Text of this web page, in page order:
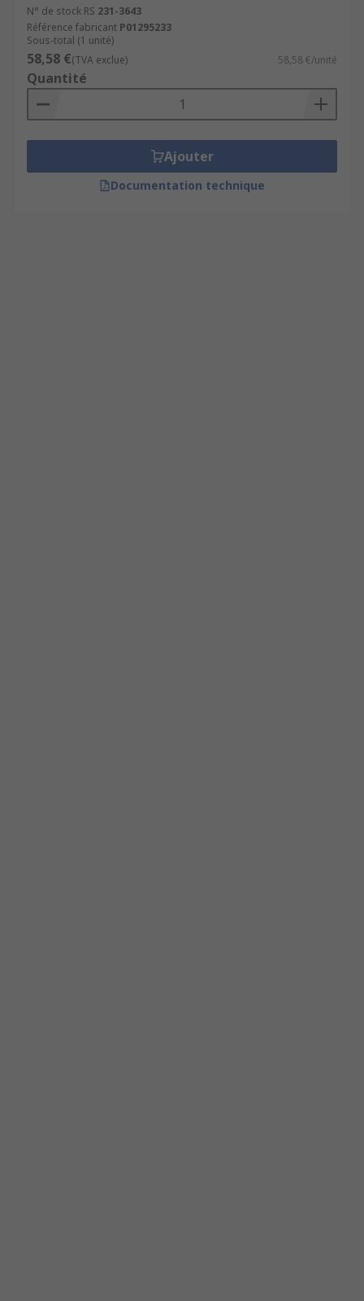
N° de stock RS 231-3643
Référence fabricant P01295233
Sous-total (1 unité)
58,58 €(TVA exclue) 58,58 €/unité
Quantité
Ajouter
Documentation technique